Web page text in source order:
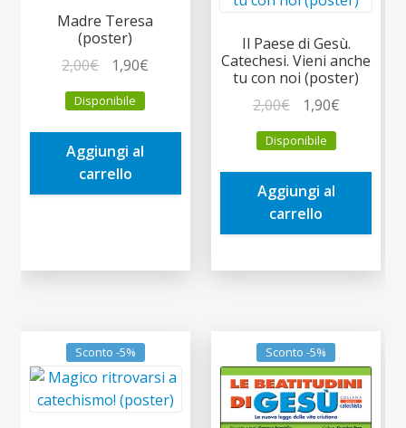
Madre Teresa
(poster)
2,00€
prezzo
originale
era:
2,00€.
1,90€
è:
Disponibile
Aggiungi al
carrello
Il Paese di Gesù.
Catechesi. Vieni anche
tu con noi (poster)
2,00€
prezzo
originale
era:
2,00€.
1,90€Il
è:
Disponibile
Aggiungi al
carrello
Sconto -5% Sconto -5%